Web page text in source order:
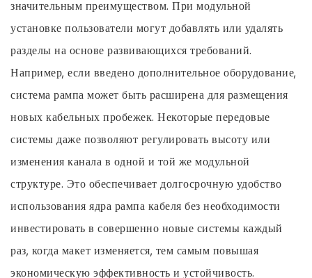
значительным преимуществом. При модульной
установке пользователи могут добавлять или удалять
разделы на основе развивающихся требований.
Например, если введено дополнительное оборудование,
система рампа может быть расширена для размещения
новых кабельных пробежек. Некоторые передовые
системы даже позволяют регулировать высоту или
изменения канала в одной и той же модульной
структуре. Это обеспечивает долгосрочную удобство
использования ядра рампа кабеля без необходимости
инвестировать в совершенно новые системы каждый
раз, когда макет изменяется, тем самым повышая
экономическую эффективность и устойчивость.